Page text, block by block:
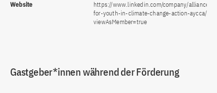
Website
https://www.linkedin.com/company/alliance-
for-youth-in-climate-change-action-aycca/?
viewAsMember=true
Gastgeber*innen während der Förderung